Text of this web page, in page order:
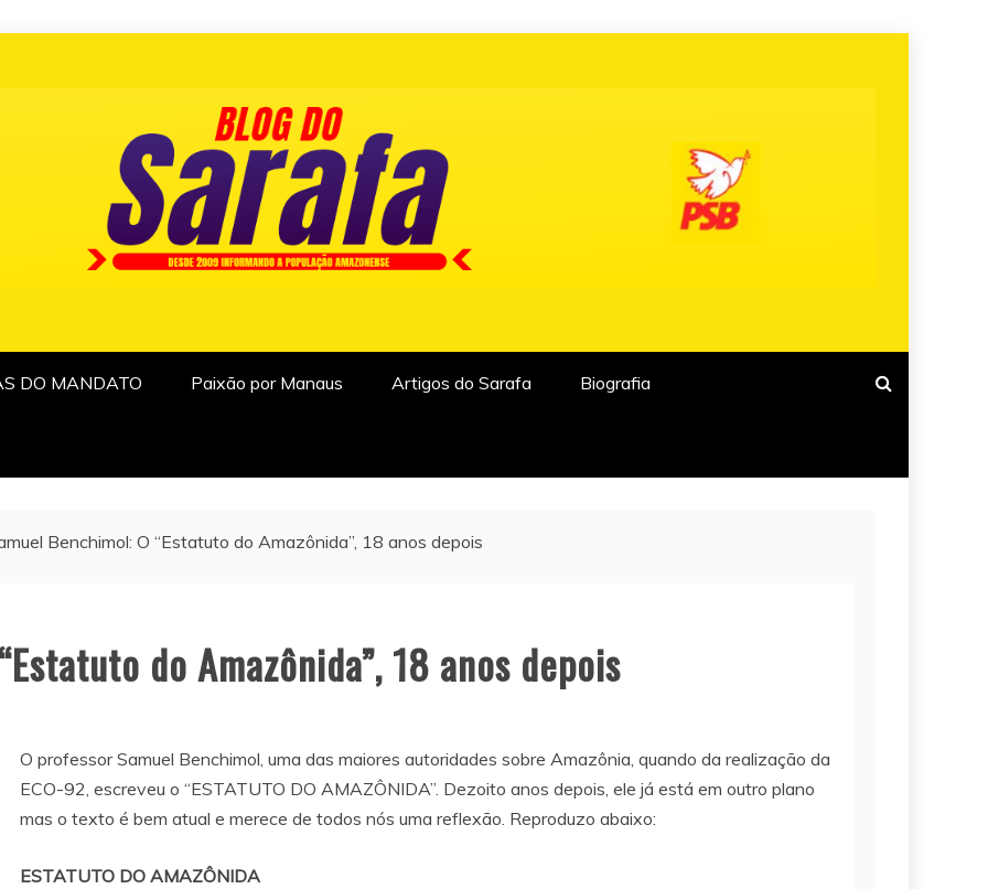
DO MANDATO Paixão por Manaus Artigos do Sarafa Biografia
Benchimol: O “Estatuto do Amazônida”, 18 anos depois
do Amazônida”, 18 anos depois
O professor Samuel Benchimol, uma das maiores autoridades sobre Amazônia, quando da realização da
ECO-92, escreveu o “ESTATUTO DO AMAZÔNIDA”. Dezoito anos depois, ele já está em outro plano
mas o texto é bem atual e merece de todos nós uma reflexão. Reproduzo abaixo:
ESTATUTO DO AMAZÔNIDA